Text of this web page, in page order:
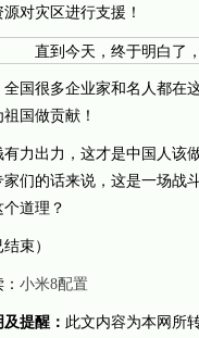
对灾区进行支援！
全国很多企业家和名人都在
国做贡献！
有力出力，这才是中国人该
们的话来说，这是一场战
道理？
结束）
小米8配置
提醒： 此文内容为本网所